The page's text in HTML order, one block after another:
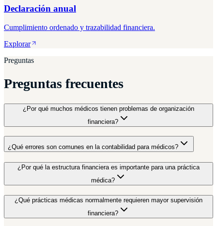
Declaración anual
Cumplimiento ordenado y trazabilidad financiera.
Explorar
Preguntas
Preguntas frecuentes
¿Por qué muchos médicos tienen problemas de organización
financiera?
¿Qué errores son comunes en la contabilidad para médicos?
¿Por qué la estructura financiera es importante para una práctica
médica?
¿Qué prácticas médicas normalmente requieren mayor supervisión
financiera?